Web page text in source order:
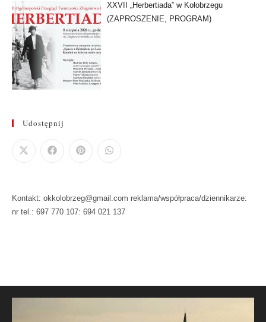
XXVII „Herbertiada” w Kołobrzegu
(ZAPROSZENIE, PROGRAM)
Udostępnij
Kontakt: okkolobrzeg@gmail.com reklama/współpraca/dziennikarze:
nr tel.: 697 770 107: 694 021 137